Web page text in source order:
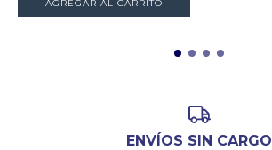
ENVÍOS SIN CARGO